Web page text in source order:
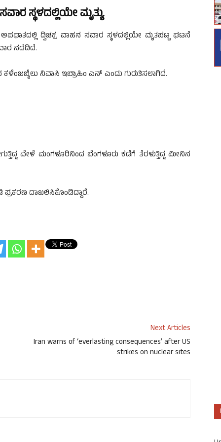
ಸ್ಥಳದಲ್ಲಿಯೇ ಮೃತ್ಯು
ದ್ವಿಚಕ್ರ ವಾಹನ ಸವಾರ ಸ್ಥಳದಲ್ಲಿಯೇ ಮೃತಪಟ್ಟ ಘಟನೆ
ನಡೆದಿದೆ.
ಕಳೆಂಜಬೈಲು ನಿವಾಸಿ ಇಬ್ರಾಹಿಂ ಎನ್ ಎಂದು ಗುರುತಿಸಲಾಗಿದೆ.‌‌‌‌
ವೇಳೆ ಮಂಗಳೂರಿನಿಂದ ಬೆಂಗಳೂರು ‌ಕಡೆಗೆ ತೆರಳುತ್ತಿದ್ದ ಮೀನಿನ
ಪ್ರಕರಣ ದಾಖಲಿಸಿಕೊಂಡಿದ್ದಾರೆ.
Next Articles
Iran warns of ‘everlasting consequences’ after US
strikes on nuclear sites